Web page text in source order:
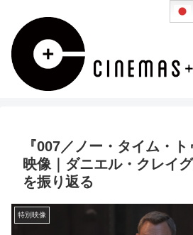
『007／ノー・タイム・
映像｜ダニエル・クレイ
を振り返る
特別映像